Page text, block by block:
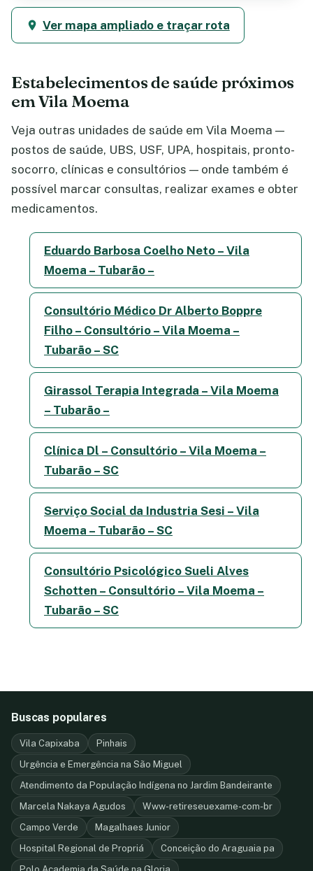
Ver mapa ampliado e traçar rota
Estabelecimentos de saúde próximos
em Vila Moema
Veja outras unidades de saúde em Vila Moema —
postos de saúde, UBS, USF, UPA, hospitais, pronto-
socorro, clínicas e consultórios — onde também é
possível marcar consultas, realizar exames e obter
medicamentos.
Eduardo Barbosa Coelho Neto – Vila
Moema – Tubarão –
Consultório Médico Dr Alberto Boppre
Filho – Consultório – Vila Moema –
Tubarão – SC
Girassol Terapia Integrada – Vila Moema
– Tubarão –
Clínica Dl – Consultório – Vila Moema –
Tubarão – SC
Serviço Social da Industria Sesi – Vila
Moema – Tubarão – SC
Consultório Psicológico Sueli Alves
Schotten – Consultório – Vila Moema –
Tubarão – SC
Buscas populares
Vila Capixaba
Pinhais
Urgência e Emergência na São Miguel
Atendimento da População Indígena no Jardim Bandeirante
Marcela Nakaya Agudos
Www-retireseuexame-com-br
Campo Verde
Magalhaes Junior
Hospital Regional de Propriá
Conceição do Araguaia pa